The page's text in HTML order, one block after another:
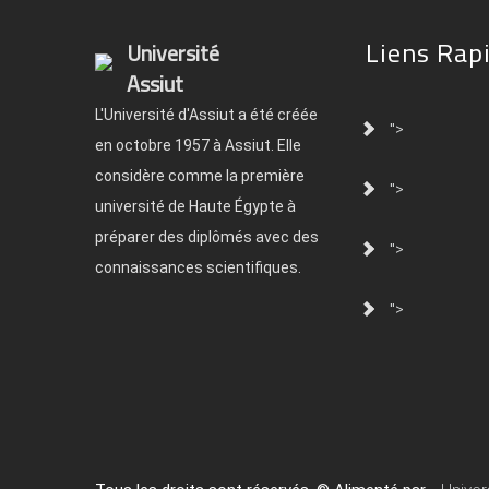
Université
Assiut
L'Université d'Assiut a été créée
en octobre 1957 à Assiut. Elle
considère comme la première
université de Haute Égypte à
préparer des diplômés avec des
connaissances scientifiques.
Liens
">
">
">
">